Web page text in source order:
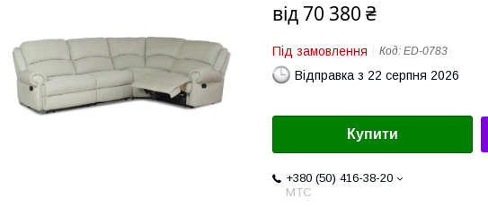
від 70 380 ₴
Під замовлення Код: ED-0783
Відправка з 22 серпня 2026
Купити
+380 (50) 416-38-20
МТС